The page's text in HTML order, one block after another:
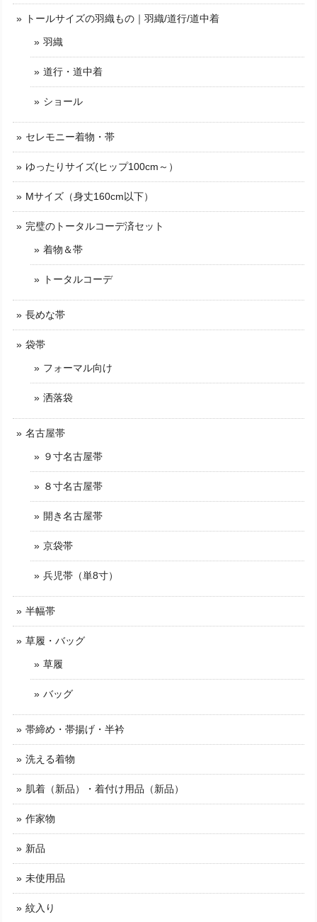
トールサイズの羽織もの｜羽織/道行/道中着
羽織
道行・道中着
ショール
セレモニー着物・帯
ゆったりサイズ(ヒップ100cm～）
Mサイズ（身丈160cm以下）
完璧のトータルコーデ済セット
着物＆帯
トータルコーデ
長めな帯
袋帯
フォーマル向け
洒落袋
名古屋帯
９寸名古屋帯
８寸名古屋帯
開き名古屋帯
京袋帯
兵児帯（単8寸）
半幅帯
草履・バッグ
草履
バッグ
帯締め・帯揚げ・半衿
洗える着物
肌着（新品）・着付け用品（新品）
作家物
新品
未使用品
紋入り